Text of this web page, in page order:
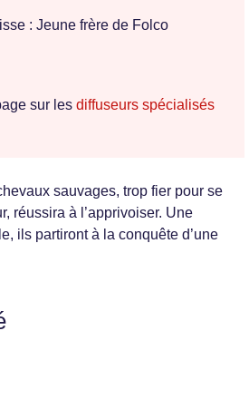
: Jeune frère de Folco
sur les diffuseurs spécialisés
sauvages, trop fier pour se
réussira à l’apprivoiser. Une
ils partiront à la conquête d’une